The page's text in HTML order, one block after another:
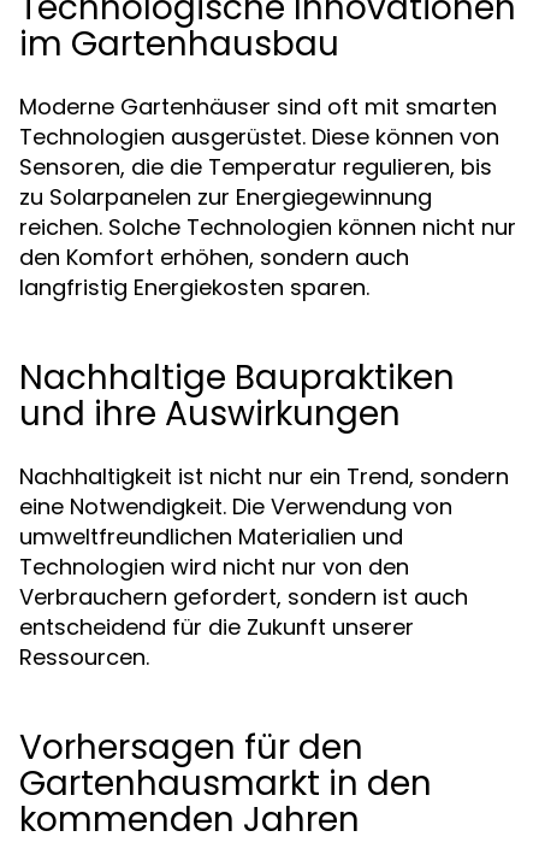
im Gartenhausbau
Moderne Gartenhäuser sind oft mit smarten
Technologien ausgerüstet. Diese können von
Sensoren, die die Temperatur regulieren, bis
zu Solarpanelen zur Energiegewinnung
reichen. Solche Technologien können nicht nur
den Komfort erhöhen, sondern auch
langfristig Energiekosten sparen.
Nachhaltige Baupraktiken
und ihre Auswirkungen
Nachhaltigkeit ist nicht nur ein Trend, sondern
eine Notwendigkeit. Die Verwendung von
umweltfreundlichen Materialien und
Technologien wird nicht nur von den
Verbrauchern gefordert, sondern ist auch
entscheidend für die Zukunft unserer
Ressourcen.
Vorhersagen für den
Gartenhausmarkt in den
kommenden Jahren